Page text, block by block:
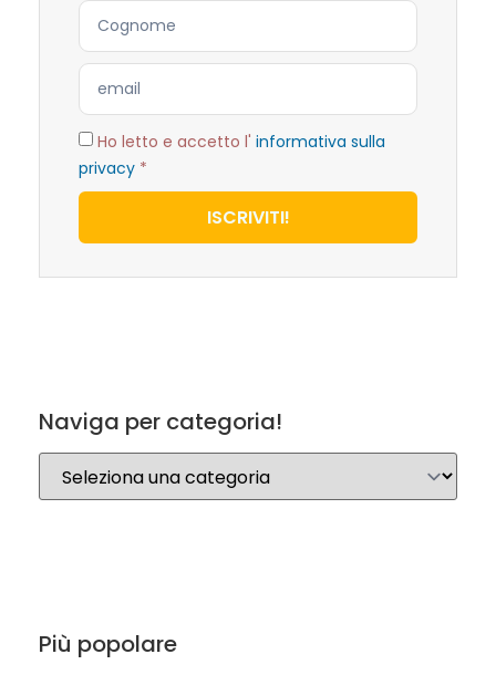
Ho letto e accetto l' informativa sulla
privacy *
ISCRIVITI!
Naviga per categoria!
Più popolare